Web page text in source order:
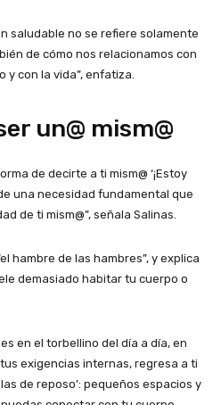
saludable no se refiere solamente
de cómo nos relacionamos con
y con la vida”, enfatiza.
un@ mism@
de decirte a ti mism@ ‘¡Estoy
una necesidad fundamental que
de ti mism@”, señala Salinas.
hambre de las hambres”, y explica
demasiado habitar tu cuerpo o
en el torbellino del día a día, en
exigencias internas, regresa a ti
de reposo’: pequeños espacios y